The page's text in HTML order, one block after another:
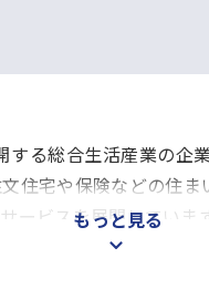
る総合生活産業の企
住宅や保険などの住
ビスを展開しています
さまのライフスタイ
もっと見る